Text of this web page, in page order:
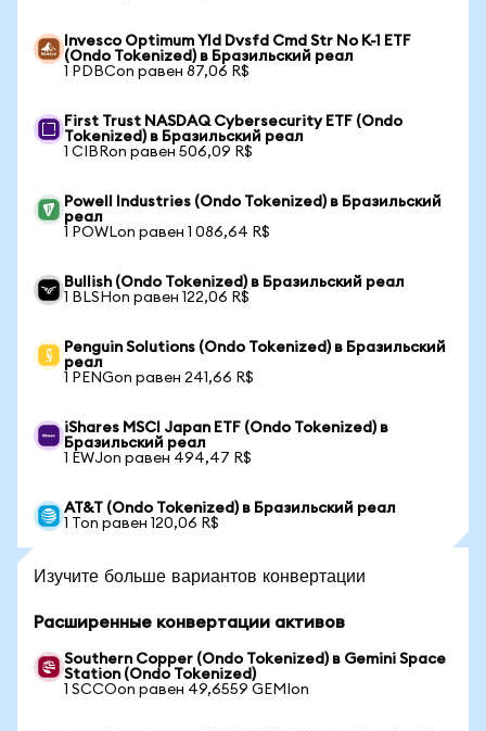
Invesco Optimum Yld Dvsfd Cmd Str No K-1 ETF
(Ondo Tokenized) в Бразильский реал
1 PDBCon равен 87,06 R$
First Trust NASDAQ Cybersecurity ETF (Ondo
Tokenized) в Бразильский реал
1 CIBRon равен 506,09 R$
Powell Industries (Ondo Tokenized) в Бразильский
реал
1 POWLon равен 1 086,64 R$
Bullish (Ondo Tokenized) в Бразильский реал
1 BLSHon равен 122,06 R$
Penguin Solutions (Ondo Tokenized) в Бразильский
реал
1 PENGon равен 241,66 R$
iShares MSCI Japan ETF (Ondo Tokenized) в
Бразильский реал
1 EWJon равен 494,47 R$
AT&T (Ondo Tokenized) в Бразильский реал
1 Ton равен 120,06 R$
Изучите больше вариантов конвертации
Расширенные конвертации активов
Southern Copper (Ondo Tokenized) в Gemini Space
Station (Ondo Tokenized)
1 SCCOon равен 49,6559 GEMIon